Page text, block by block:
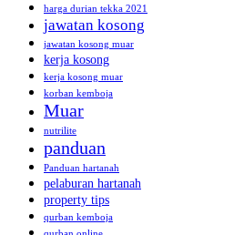
harga durian tekka 2021
jawatan kosong
jawatan kosong muar
kerja kosong
kerja kosong muar
korban kemboja
Muar
nutrilite
panduan
Panduan hartanah
pelaburan hartanah
property tips
qurban kemboja